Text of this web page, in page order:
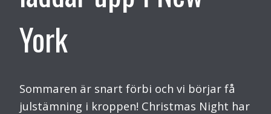
York
Sommaren är snart förbi och vi börjar få
julstämning i kroppen! Christmas Night har